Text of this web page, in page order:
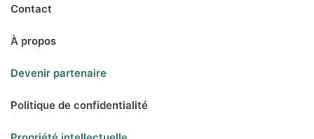
Contact
À propos
Devenir partenaire
Politique de confidentialité